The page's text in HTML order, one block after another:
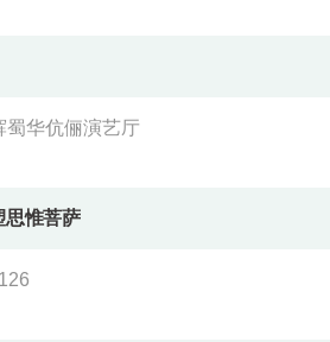
蜀华伉俪演艺厅
思惟菩萨